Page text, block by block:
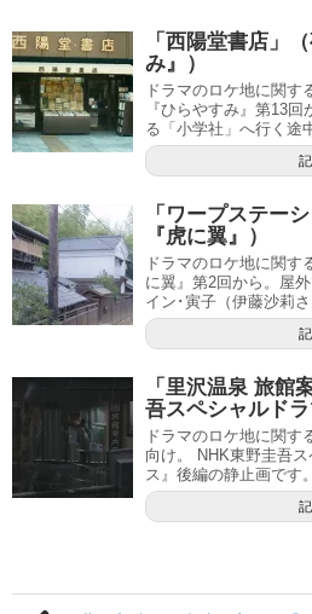
「西陽堂書店」
み』）
ドラマのロケ地に関す
『ひらやすみ』第13
る「小学社」へ行く途
「ワープステー
『虎に翼』）
ドラマのロケ地に関す
に翼』第2回から。屋
イン･寅子（伊藤沙莉
「里沢温泉 旅館
吾スペシャルドラ
ドラマのロケ地に関す
向け。 NHK東野圭吾
ス』後編の静止画です